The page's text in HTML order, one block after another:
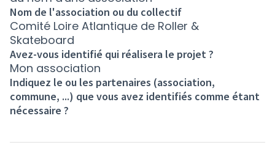
Nom de l'association ou du collectif
Comité Loire Atlantique de Roller &
Skateboard
Avez-vous identifié qui réalisera le projet ?
Mon association
Indiquez le ou les partenaires (association,
commune, ...) que vous avez identifiés comme étant
nécessaire ?